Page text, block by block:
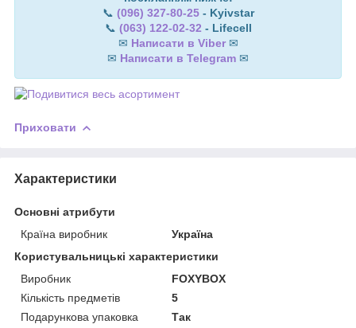
📞 (096) 327-80-25- Kyivstar
📞 (063) 122-02-32 - Lifecell
✉ Написати в Viber ✉
✉ Написати в Telegram ✉
Приховати
Характеристики
Основні атрибути
Країна виробник
Україна
Користувальницькі характеристики
Виробник
FOXYBOX
Кількість предметів
5
Подарункова упаковка
Так